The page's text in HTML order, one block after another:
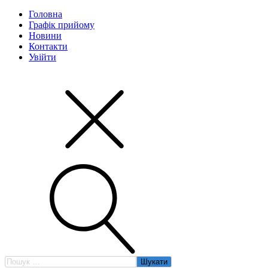
Головна
Графік прийому
Новини
Контакти
Увійти
Пошук: